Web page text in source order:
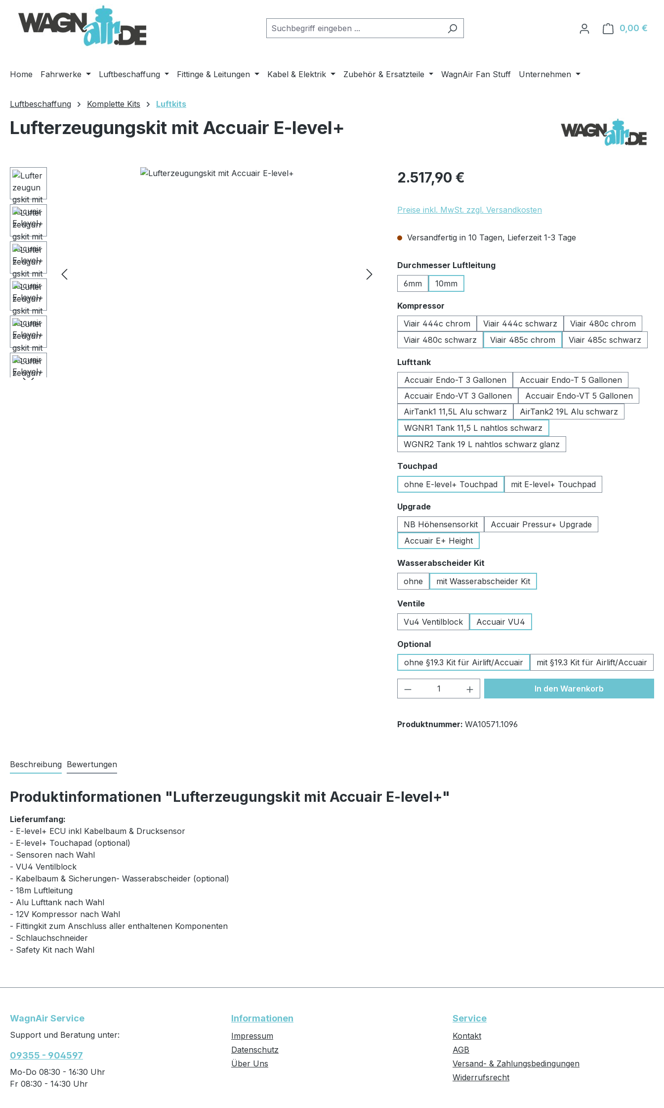
Hauptinhalt springen
Zur Suche springen
Zur Hauptnavigation springen
0,00 €
Home Fahrwerke Luftbeschaffung Fittinge & Leitungen Kabel & Elektrik Zubehör & Ersatzteile WagnAir Fan Stuff Unternehmen
Luftbeschaffung Komplette Kits Luftkits
Lufterzeugungskit mit Accuair E-level+
Bildergalerie überspringen Regulärer Preis:
2.517,90 €
Preise inkl. MwSt. zzgl. Versandkosten
Versandfertig in 10 Tagen, Lieferzeit 1-3 Tage
Durchmesser Luftleitungauswählen
6mm
10mm
Kompressor
Viair 444c chrom
Viair 444c schwarz
Viair 480c chrom
Viair 480c schwarz
Viair 485c chrom Viair 485c schwarz
Lufttankauswählen
Accuair Endo-T 3 Gallonen
Accuair Endo-T 5 Gallonen
Accuair Endo-VT 3 Gallonen
Accuair Endo-VT 5 Gallonen
AirTank1 11,5L Alu schwarz
AirTank2 19L Alu schwarz
WGNR1 Tank 11,5 L nahtlos schwarz
WGNR2 Tank 19 L nahtlos schwarz glanz
Touchpadauswählen
ohne E-level+ Touchpad
mit E-level+ Touchpad
Upgradeauswählen
NB Höhensensorkit
Accuair Pressur+ Upgrade
Accuair E+ Height
Wasserabscheider Kit
ohne
mit Wasserabscheider Kit
Ventileauswählen
Vu4 Ventilblock
Accuair VU4
Optionalauswählen
ohne §19.3 Kit für Airlift/Accuair
mit §19.3 Kit für Airlift/Accuair
Produkt Anzahl: Gib den gewünschten Wert
In den Warenkorb
Produktnummer: WA10571.1096
Beschreibung Bewertungen
Produktinformationen "Lufterzeugungskit mit Accuair E-level+"
Lieferumfang:
- E-level+ ECU inkl Kabelbaum & Drucksensor
- E-level+ Touchapad (optional)
- Sensoren nach Wahl
- VU4 Ventilblock
- Kabelbaum & Sicherungen- Wasserabscheider (optional)
- 18m Luftleitung
- Alu Lufttank nach Wahl
- 12V Kompressor nach Wahl
- Fittingkit zum Anschluss aller enthaltenen Komponenten
- Schlauchschneider
- Safety Kit nach Wahl
WagnAir Service
Support und Beratung unter:
09355 - 904597
Mo-Do 08:30 - 16:30 Uhr
Fr 08:30 - 14:30 Uhr
Informationen
Impressum
Datenschutz
Über Uns
Service
Kontakt
AGB
Versand- & Zahlungsbedingungen
Widerrufsrecht